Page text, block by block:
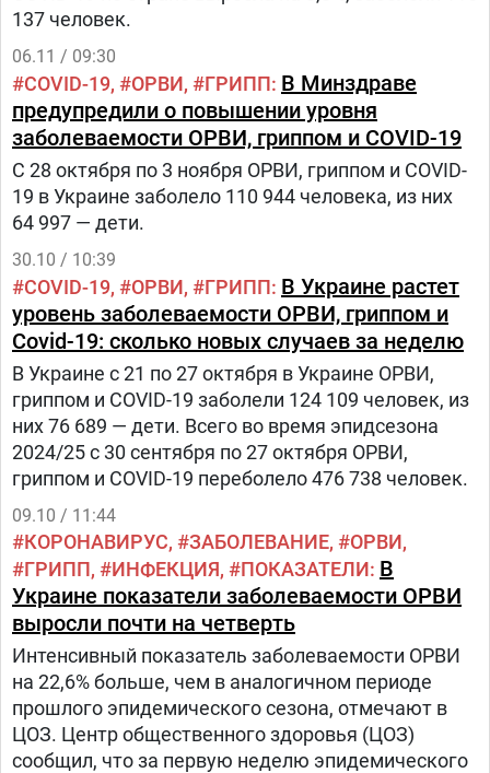
137 человек.
06.11 / 09:30
COVID-19 ОРВИ ГРИПП В Минздраве
предупредили о повышении уровня
заболеваемости ОРВИ, гриппом и COVID-19
С 28 октября по 3 ноября ОРВИ, гриппом и COVID-
19 в Украине заболело 110 944 человека, из них
64 997 — дети.
30.10 / 10:39
COVID-19 ОРВИ ГРИПП В Украине растет
уровень заболеваемости ОРВИ, гриппом и
Covid-19: сколько новых случаев за неделю
В Украине с 21 по 27 октября в Украине ОРВИ,
гриппом и COVID-19 заболели 124 109 человек, из
них 76 689 — дети. Всего во время эпидсезона
2024/25 с 30 сентября по 27 октября ОРВИ,
гриппом и COVID-19 переболело 476 738 человек.
09.10 / 11:44
КОРОНАВИРУС ЗАБОЛЕВАНИЕ
ОРВИ
ГРИПП
ИНФЕКЦИЯ ПОКАЗАТЕЛИ В
Украине показатели заболеваемости ОРВИ
выросли почти на четверть
Интенсивный показатель заболеваемости ОРВИ
на 22,6% больше, чем в аналогичном периоде
прошлого эпидемического сезона, отмечают в
ЦОЗ. Центр общественного здоровья (ЦОЗ)
сообщил, что за первую неделю эпидемического